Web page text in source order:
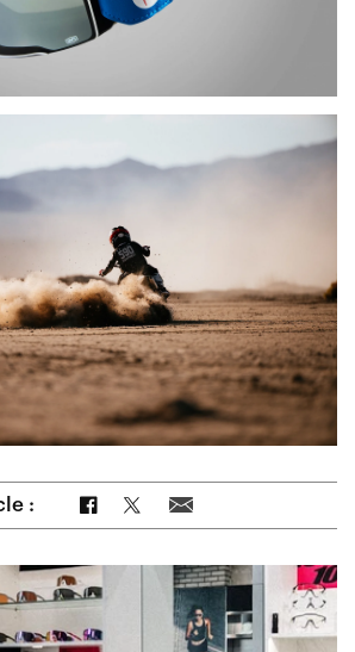
: Partager sur Facebook
Partager sur TwitterPartager par e-mail